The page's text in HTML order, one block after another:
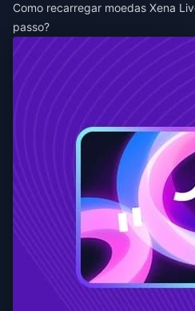
Como recarregar moedas Xena
passo?